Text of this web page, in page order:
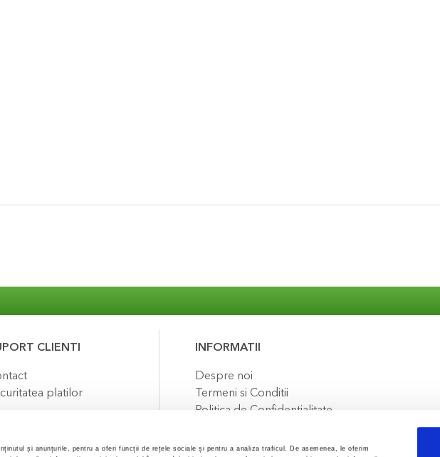
și anunțurile, pentru a oferi funcții de rețele sociale și pentru a analiza traficul. De asemenea, le oferim
CLIENTI
platilor
INFORMATII
Despre noi
Termeni si Conditii
Politica de Confidentialitate
FAQ